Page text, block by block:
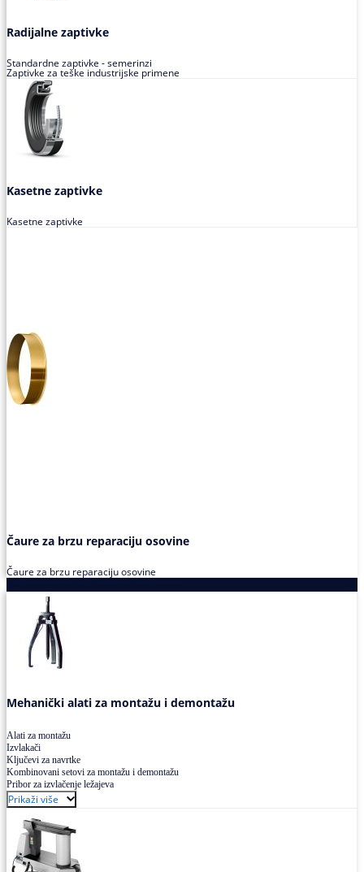
Radijalne zaptivke
Standardne zaptivke - semerinzi
Zaptivke za teške industrijske primene
Kasetne zaptivke
Kasetne zaptivke
Čaure za brzu reparaciju osovine
Čaure za brzu reparaciju osovine
Mehanički alati za montažu i demontažu
Alati za montažu
Izvlakači
Ključevi za navrtke
Kombinovani setovi za montažu i demontažu
Pribor za izvlačenje ležajeva
Prikaži više